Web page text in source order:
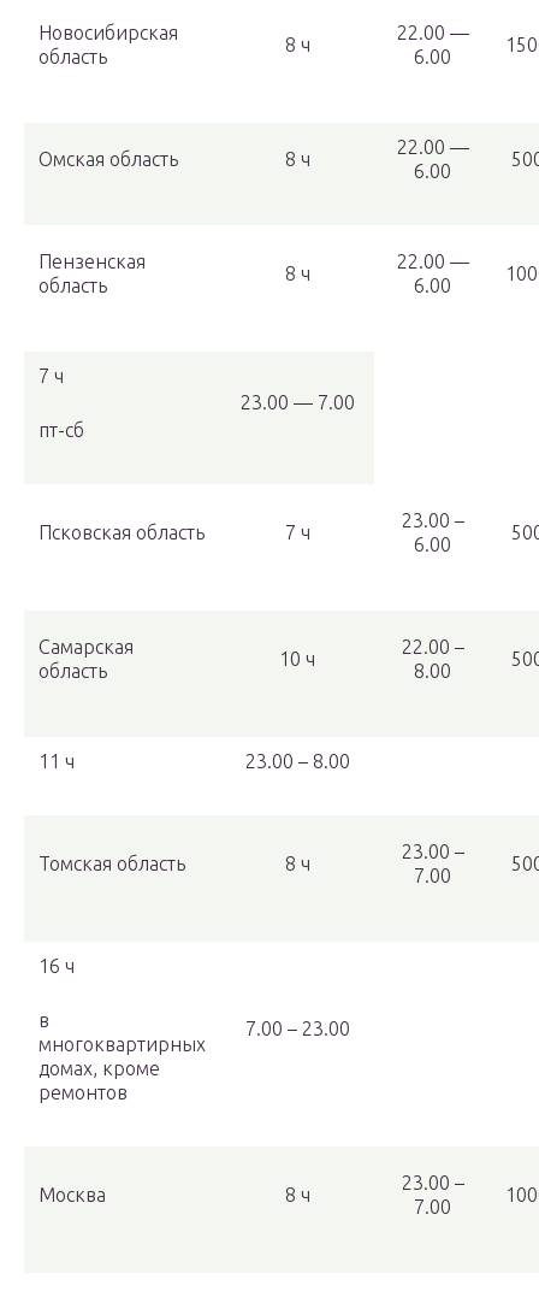
Новосибирская
область
8 ч
22.00 —
6.00
Омская область 8 ч
22.00 —
6.00
Пензенская
область
8 ч
22.00 —
6.00
7 ч
пт-сб
23.00 — 7.00
Псковская область 7 ч
23.00 –
6.00
Самарская
область
10 ч
22.00 –
8.00
11 ч 23.00 – 8.00
Томская область 8 ч
23.00 –
7.00
16 ч
в
многоквартирных
домах, кроме
ремонтов
7.00 – 23.00
Москва 8 ч
23.00 –
7.00